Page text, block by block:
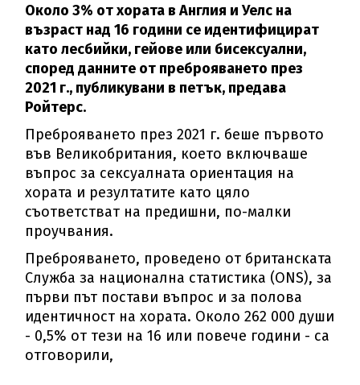
Около 3% от хората в Англия и Уелс на
възраст над 16 години се идентифицират
като лесбийки, гейове или бисексуални,
според данните от преброяването през
2021 г., публикувани в петък, предава
Ройтерс.
Преброяването през 2021 г. беше първото
във Великобритания, което включваше
въпрос за сексуалната ориентация на
хората и резултатите като цяло
съответстват на предишни, по-малки
проучвания.
Преброяването, проведено от британската
Служба за национална статистика (ONS), за
първи път постави въпрос и за полова
идентичност на хората. Около 262 000 души
- 0,5% от тези на 16 или повече години - са
отговорили,